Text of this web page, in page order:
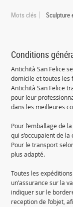
Mots clés Sculpture
Conditions
Antichità San Felice
domicile et toutes les
Antichità San Felice
pour leur
dans les meilleures
Pour l’emballage de
qui s’occupaient de
Pour le transport
plus adapté.
Toutes les
un’assurance sur la
indiquer sur le
reception de l’objet,